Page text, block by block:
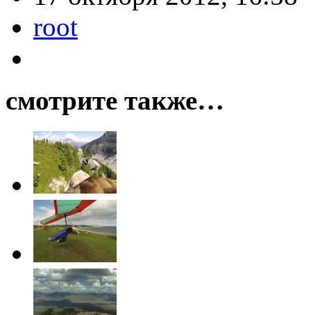
root
смотрите также…